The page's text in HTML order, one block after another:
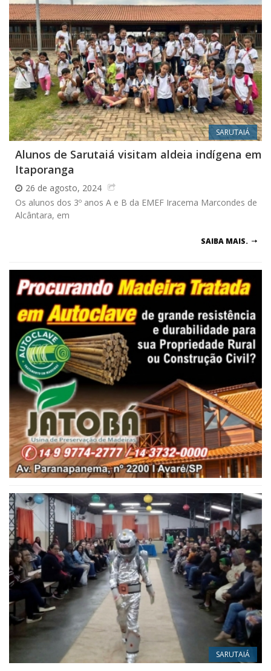
SARUTAIÁ
Alunos de Sarutaiá visitam aldeia indígena em
Itaporanga
26 de agosto, 2024
Os alunos dos 3º anos A e B da EMEF Iracema Marcondes de
Alcântara, em
SAIBA MAIS.
SARUTAIÁ